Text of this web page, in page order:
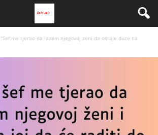
“Sef me tjerao da lazem njegovoj zeni da ostaje duze na